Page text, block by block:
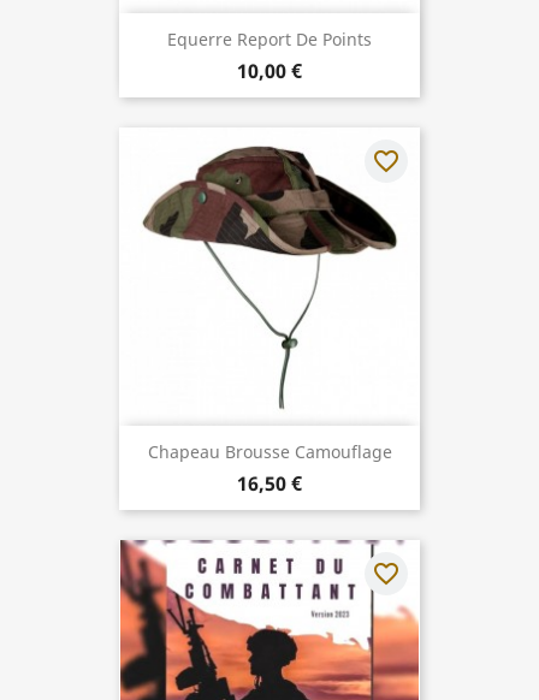
Equerre Report De Points
10,00 €
Chapeau Brousse Camouflage
16,50 €
favorite_border
favorite_border